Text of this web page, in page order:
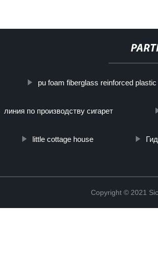
pu foam fiberglass reinforced
линия по производству сигарет
little cottage house
Copyright © 2021